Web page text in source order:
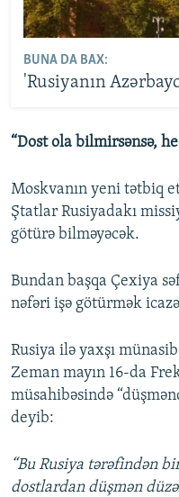
BUNA DA BAX:
'Rusiyanın
“Dost ola bilmirsənsə,
Moskvanın yeni tətbiq
Ştatlar Rusiyadakı
götürə bilməyəcək.
Bundan başqa Çexiya
nəfəri işə götürmək
Rusiya ilə yaxşı
Zeman mayın 16-da
müsahibəsində
deyib:
“Bu Rusiya tərəfindən
dostlardan düşmən